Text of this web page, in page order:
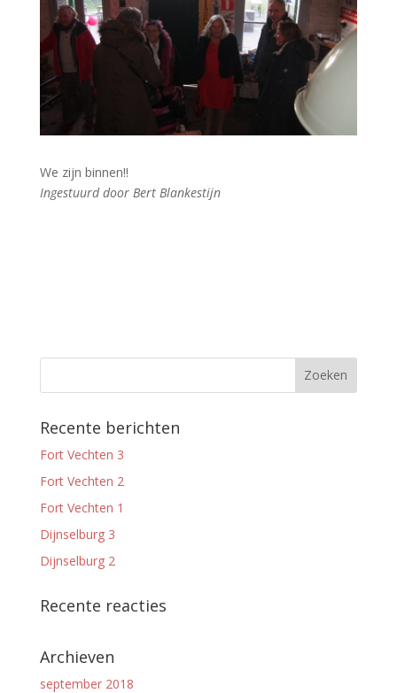
We zijn binnen!!
Ingestuurd door Bert Blankestijn
Recente berichten
Fort Vechten 3
Fort Vechten 2
Fort Vechten 1
Dijnselburg 3
Dijnselburg 2
Recente reacties
Archieven
september 2018